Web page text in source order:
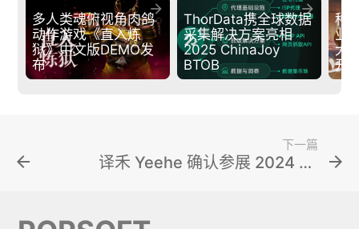
多人类魂俯视角肉鸽
动作游戏《直入炼
狱》中文版DEMO发
布

ThorData携全球数据
采集解决方案亮相
2025 ChinaJoy
BTOB

种
业
大
开
arrow_back arrow_forward
下一篇
译禾 Yeehe 确认参展 2024 ChinaJoy BTOB 商务洽谈馆，精彩不容错过！